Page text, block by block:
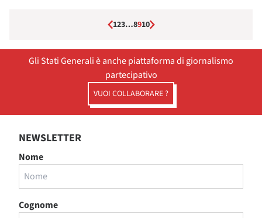
123…8910
Gli Stati Generali è anche piattaforma di giornalismo
partecipativo
VUOI COLLABORARE ?
NEWSLETTER
Nome
Cognome